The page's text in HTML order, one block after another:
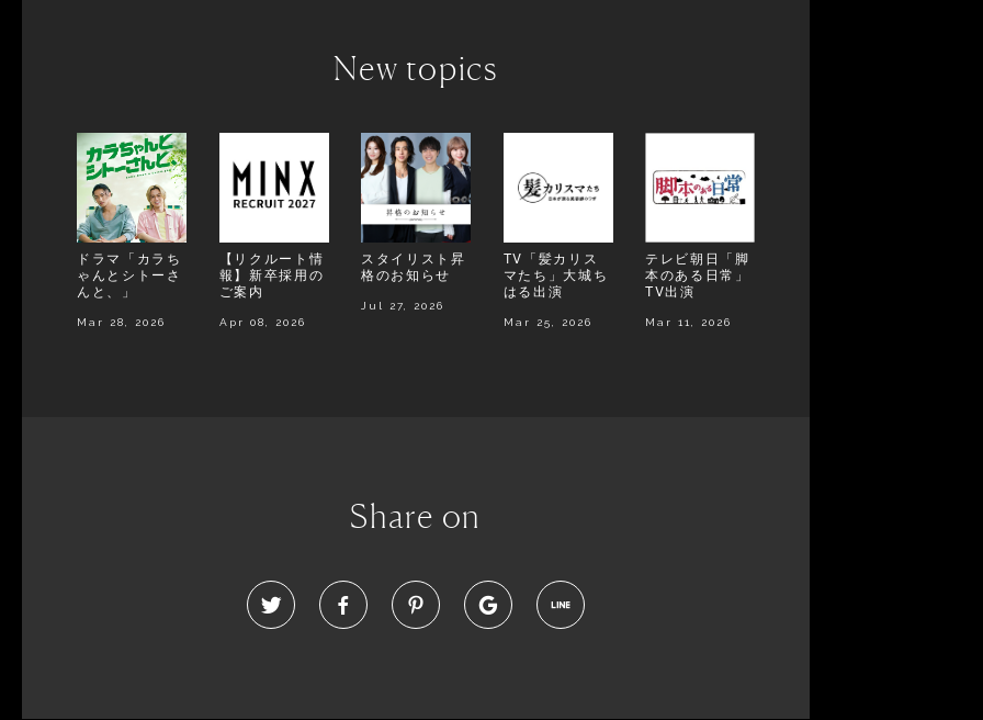
New topics
ドラマ「カラち
ゃんとシトーさ
んと、」
Mar 28, 2026
【リクルート情
報】新卒採用の
ご案内
Apr 08, 2026
スタイリスト昇
格のお知らせ
Jul 27, 2026
TV「髪カリス
マたち」大城ち
はる出演
Mar 25, 2026
テレビ朝日「脚
本のある日常」
TV出演
Mar 11, 2026
Share on